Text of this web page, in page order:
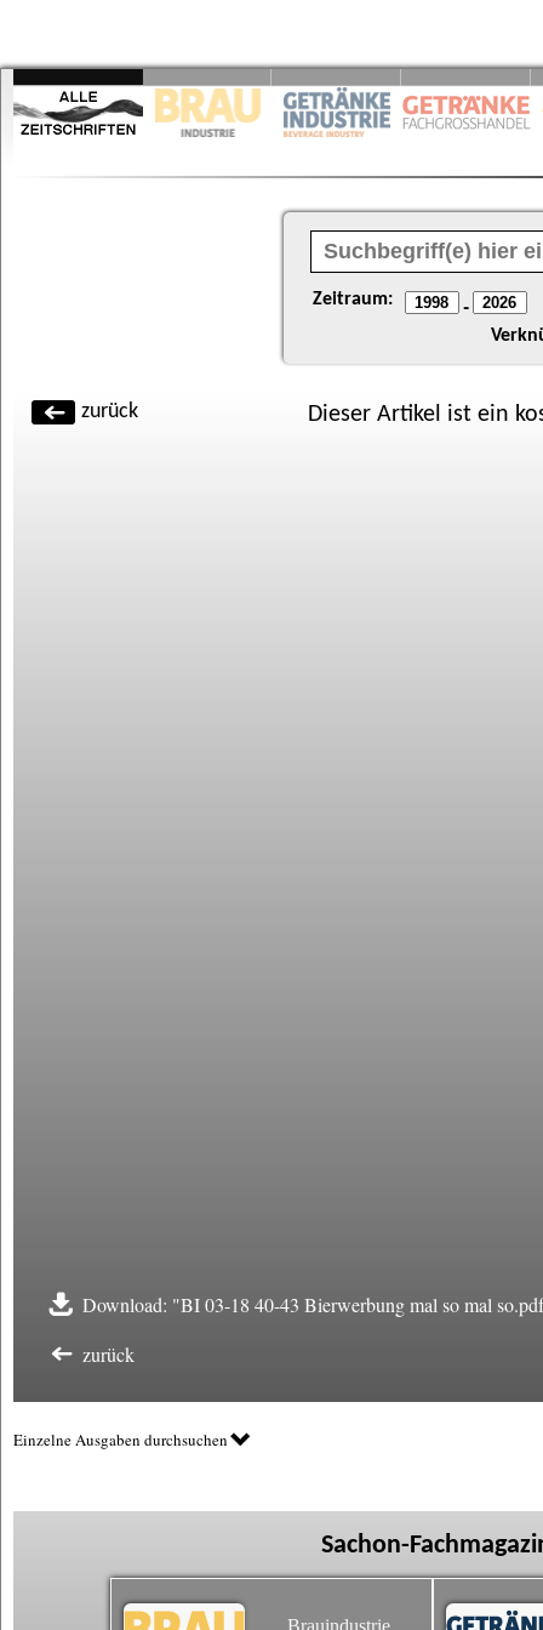
Zeitraum: -
zurück Dieser Artikel ist ein
Download: "BI 03-18 40-43 Bierwerbung mal so mal
zurück
Einzelne Ausgaben durchsuchen
Sachon-
Brauindustrie